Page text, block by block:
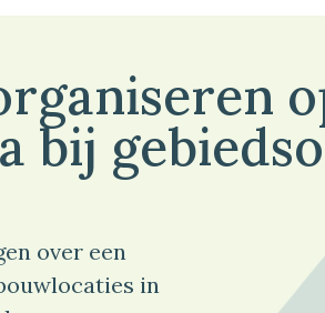
bij
over een
in